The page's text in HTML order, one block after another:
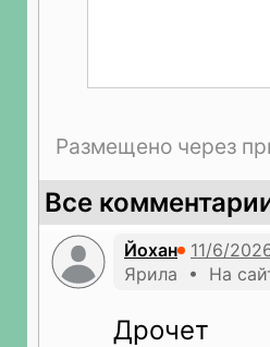
Размещено через
Все
Йохан
Ярила • На
Дрочет